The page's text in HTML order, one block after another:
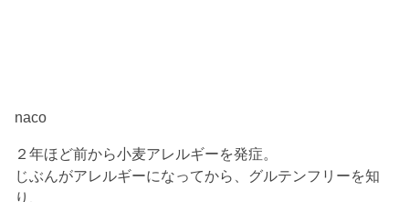
naco
２年ほど前から小麦アレルギーを発症。
じぶんがアレルギーになってから、グルテンフリーを知
り、